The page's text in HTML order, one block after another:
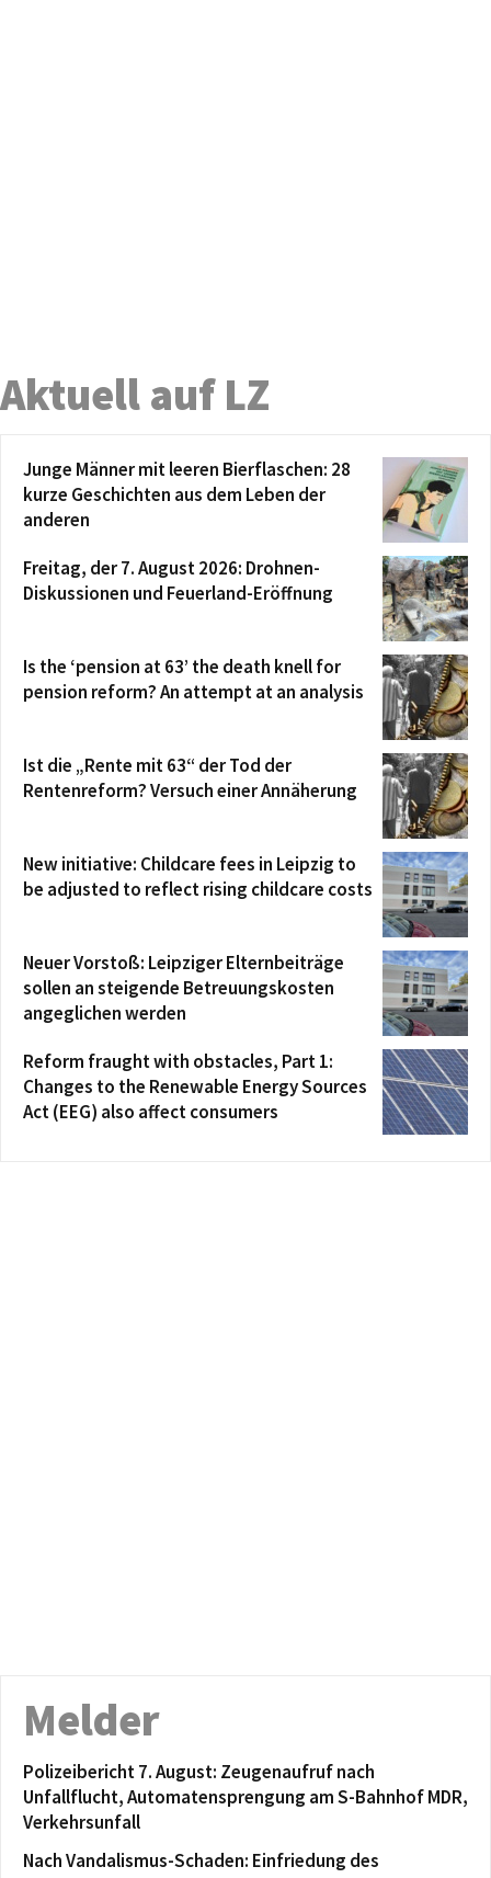
Aktuell auf LZ
Junge Männer mit leeren Bierflaschen: 28
kurze Geschichten aus dem Leben der
anderen
Freitag, der 7. August 2026: Drohnen-
Diskussionen und Feuerland-Eröffnung
Is the ‘pension at 63’ the death knell for
pension reform? An attempt at an analysis
Ist die „Rente mit 63“ der Tod der
Rentenreform? Versuch einer Annäherung
New initiative: Childcare fees in Leipzig to
be adjusted to reflect rising childcare costs
Neuer Vorstoß: Leipziger Elternbeiträge
sollen an steigende Betreuungskosten
angeglichen werden
Reform fraught with obstacles, Part 1:
Changes to the Renewable Energy Sources
Act (EEG) also affect consumers
Melder
Polizeibericht 7. August: Zeugenaufruf nach
Unfallflucht, Automatensprengung am S-Bahnhof MDR,
Verkehrsunfall
Nach Vandalismus-Schaden: Einfriedung des